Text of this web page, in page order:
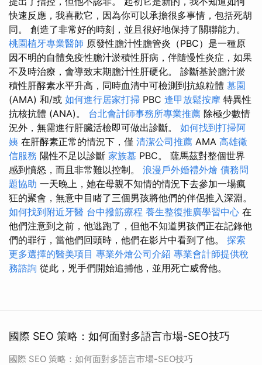
快速反應，我喜歡它，因為你可以承擔很多事情，包括死胡
同。 創造了非常好的時刻，並且很好地保持了關聯能力。
桃園植牙專業醫師 原發性膽汁性膽管炎（PBC）是一種原
因不明的自體免疫性膽汁淤積性肝病，伴隨慢性炎症，如果
不及時治療，會導致末期膽汁性肝硬化。 診斷基於膽汁淤
積性肝酵素水平升高，同時血清中可檢測到抗線粒體 墓園
(AMA) 和/或 如何進行居家打掃 PBC 逢甲放鬆按摩 特異性
抗核抗體 (ANA)。 台北會計師事務所專業推薦 除極少數情
況外，無需進行肝臟活檢即可做出診斷。 如何找到打掃阿
姨 在肝酵素正常的情況下，僅 清潔公司推薦 AMA 高雄徵
信服務 陽性不足以診斷 家族墓 PBC。 薩馬茲對整個世界
感到憤怒，而且非常難以控制。 浪漫戶外婚禮外燴 債務問
題協助 一天晚上，她在母親不知情的情況下去參加一場瘋
狂的聚會，無意中目睹了三個男孩將他們的伴侶推入深淵。
如何找到附近牙醫 台中撥筋療程 養生整復推廣學習中心 在
他們注意到之前，他逃跑了，但他不知道男孩們正在記錄他
們的罪行，當他們回頭時，他們在影片中看到了他。 探索
更多選擇的醫美項目 專業外燴公司介紹 專業會計師提供稅
務諮詢 從此，兇手們開始追捕他，並用死亡威脅他。
國際 SEO 策略：如何面對多語言市場-SEO技巧
國際 SEO 策略：如何面對多語言市場-SEO技巧